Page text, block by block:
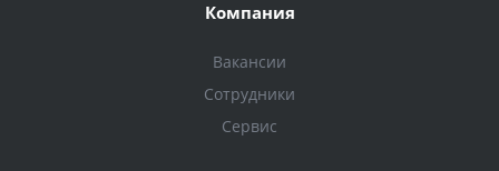
Компания
Вакансии
Сотрудники
Сервис